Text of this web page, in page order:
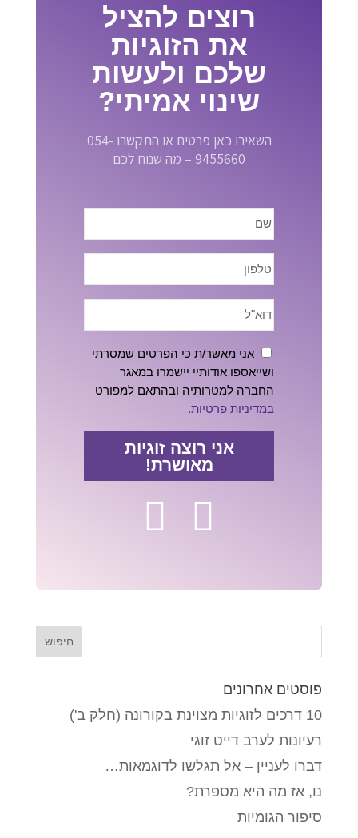
רוצים להציל
את הזוגיות
שלכם ולעשות
שינוי אמיתי?
השאירו כאן פרטים או התקשרו 054-
9455660 – מה שנוח לכם
אני מאשר/ת כי הפרטים שמסרתי
ושייאספו אודותיי יישמרו במאגר
החברה למטרותיה ובהתאם למפורט
במדיניות פרטיות.
אני רוצה זוגיות
מאושרת!
פוסטים אחרונים
10 דרכים לזוגיות מצוינת בקורונה (חלק ב')
רעיונות לערב דייט זוגי
דברו לעניין – אל תגלשו לדוגמאות…
נו, אז מה היא מספרת?
סיפור הגומיות